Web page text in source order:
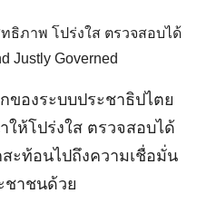
ธิภาพ โปร่งใส ตรวจสอบได้
Justly Governed
ของระบบประชาธิปไตย
ห้โปร่งใส ตรวจสอบได้
ะท้อนไปถึงความเชื่อมั่น
ชาชนด้วย